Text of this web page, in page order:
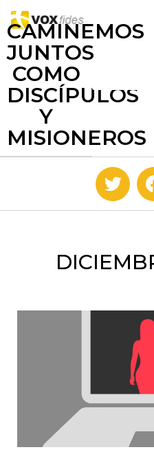
CAMINEMOS
JUNTOS
COMO
DISCÍPULOS
Y
MISIONEROS